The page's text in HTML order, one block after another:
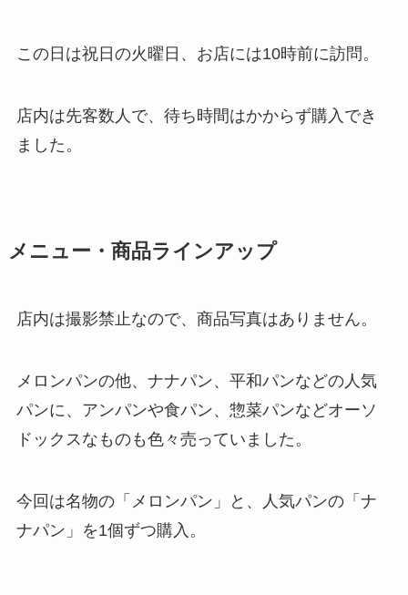
この日は祝日の火曜日、お店には10時前に訪問。
店内は先客数人で、待ち時間はかからず購入でき
ました。
メニュー・商品ラインアップ
店内は撮影禁止なので、商品写真はありません。
メロンパンの他、ナナパン、平和パンなどの人気
パンに、アンパンや食パン、惣菜パンなどオーソ
ドックスなものも色々売っていました。
今回は名物の「メロンパン」と、人気パンの「ナ
ナパン」を1個ずつ購入。